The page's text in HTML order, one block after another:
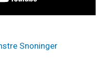
Snoninger